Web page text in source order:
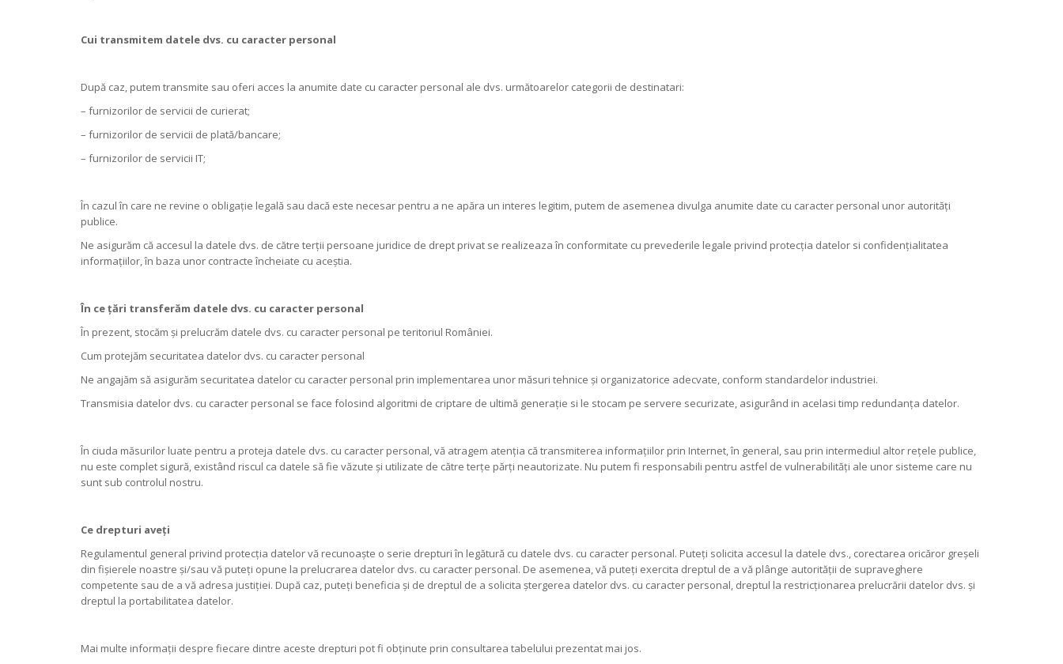
Cui transmitem datele dvs. cu caracter personal
După caz, putem transmite sau oferi acces la anumite date cu caracter personal ale dvs. următoarelor categorii de destinatari:
– furnizorilor de servicii de curierat;
– furnizorilor de servicii de plată/bancare;
– furnizorilor de servicii IT;
În cazul în care ne revine o obligație legală sau dacă este necesar pentru a ne apăra un interes legitim, putem de asemenea divulga anumite date cu caracter personal unor autorități
publice.
Ne asigurăm că accesul la datele dvs. de către terții persoane juridice de drept privat se realizeaza în conformitate cu prevederile legale privind protecția datelor si confidențialitatea
informațiilor, în baza unor contracte încheiate cu aceștia.
În ce țări transferăm datele dvs. cu caracter personal
În prezent, stocăm și prelucrăm datele dvs. cu caracter personal pe teritoriul României.
Cum protejăm securitatea datelor dvs. cu caracter personal
Ne angajăm să asigurăm securitatea datelor cu caracter personal prin implementarea unor măsuri tehnice și organizatorice adecvate, conform standardelor industriei.
Transmisia datelor dvs. cu caracter personal se face folosind algoritmi de criptare de ultimă generație si le stocam pe servere securizate, asigurând in acelasi timp redundanța datelor.
În ciuda măsurilor luate pentru a proteja datele dvs. cu caracter personal, vă atragem atenţia că transmiterea informaţiilor prin Internet, în general, sau prin intermediul altor reţele publice,
nu este complet sigură, existând riscul ca datele să fie văzute şi utilizate de către terţe părţi neautorizate. Nu putem fi responsabili pentru astfel de vulnerabilități ale unor sisteme care nu
sunt sub controlul nostru.
Ce drepturi aveți
Regulamentul general privind protecția datelor vă recunoaște o serie drepturi în legătură cu datele dvs. cu caracter personal. Puteți solicita accesul la datele dvs., corectarea oricăror greșeli
din fișierele noastre și/sau vă puteți opune la prelucrarea datelor dvs. cu caracter personal. De asemenea, vă puteți exercita dreptul de a vă plânge autorității de supraveghere
competente sau de a vă adresa justiției. După caz, puteți beneficia și de dreptul de a solicita ștergerea datelor dvs. cu caracter personal, dreptul la restricționarea prelucrării datelor dvs. și
dreptul la portabilitatea datelor.
Mai multe informații despre fiecare dintre aceste drepturi pot fi obținute prin consultarea tabelului prezentat mai jos.